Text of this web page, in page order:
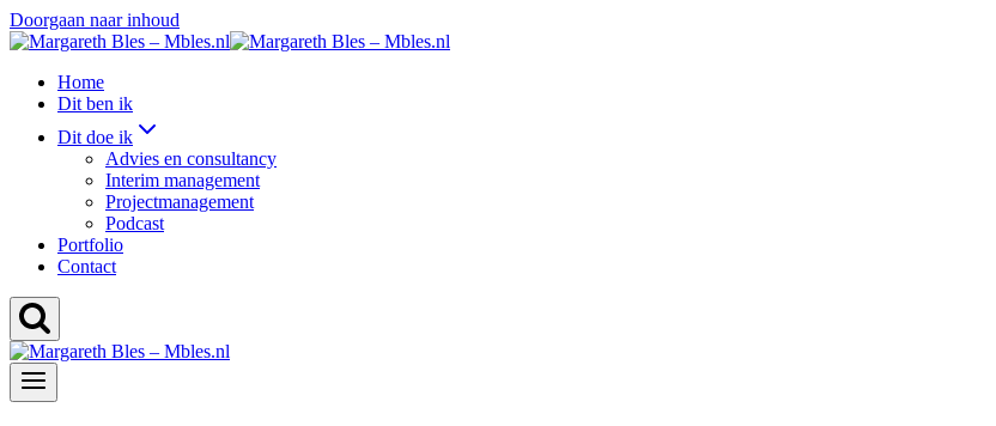
Doorgaan naar inhoud
Home
Dit ben ik
Dit doe ik
Advies en consultancy
Interim management
Projectmanagement
Podcast
Portfolio
Contact